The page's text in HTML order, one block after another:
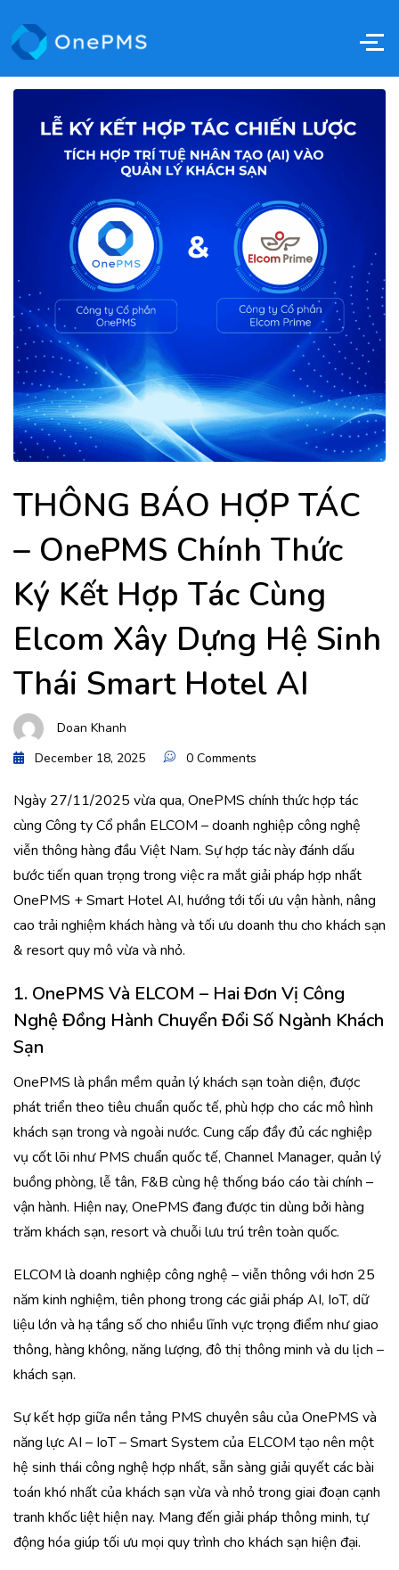
THÔNG BÁO HỢP TÁC
– OnePMS Chính Thức
Ký Kết Hợp Tác Cùng
Elcom Xây Dựng Hệ Sinh
Thái Smart Hotel AI
Doan Khanh
December 18, 2025
0 Comments
Ngày 27/11/2025 vừa qua, OnePMS chính thức hợp tác
cùng Công ty Cổ phần ELCOM – doanh nghiệp công nghệ
viễn thông hàng đầu Việt Nam. Sự hợp tác này đánh dấu
bước tiến quan trọng trong việc ra mắt giải pháp hợp nhất
OnePMS + Smart Hotel AI, hướng tới tối ưu vận hành, nâng
cao trải nghiệm khách hàng và tối ưu doanh thu cho khách sạn
& resort quy mô vừa và nhỏ.
1. OnePMS Và ELCOM – Hai Đơn Vị Công
Nghệ Đồng Hành Chuyển Đổi Số Ngành Khách
Sạn
OnePMS là phần mềm quản lý khách sạn toàn diện, được
phát triển theo tiêu chuẩn quốc tế, phù hợp cho các mô hình
khách sạn trong và ngoài nước. Cung cấp đầy đủ các nghiệp
vụ cốt lõi như PMS chuẩn quốc tế, Channel Manager, quản lý
buồng phòng, lễ tân, F&B cùng hệ thống báo cáo tài chính –
vận hành. Hiện nay, OnePMS đang được tin dùng bởi hàng
trăm khách sạn, resort và chuỗi lưu trú trên toàn quốc.
ELCOM là doanh nghiệp công nghệ – viễn thông với hơn 25
năm kinh nghiệm, tiên phong trong các giải pháp AI, IoT, dữ
liệu lớn và hạ tầng số cho nhiều lĩnh vực trọng điểm như giao
thông, hàng không, năng lượng, đô thị thông minh và du lịch –
khách sạn.
Sự kết hợp giữa nền tảng PMS chuyên sâu của OnePMS và
năng lực AI – IoT – Smart System của ELCOM tạo nên một
hệ sinh thái công nghệ hợp nhất, sẵn sàng giải quyết các bài
toán khó nhất của khách sạn vừa và nhỏ trong giai đoạn cạnh
tranh khốc liệt hiện nay. Mang đến giải pháp thông minh, tự
động hóa giúp tối ưu mọi quy trình cho khách sạn hiện đại.